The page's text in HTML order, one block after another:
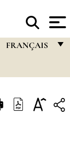
FRANÇAIS
ITALIANO